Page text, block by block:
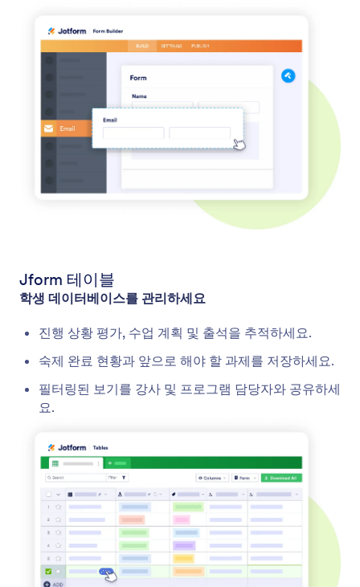
Jform 테이블
학생 데이터베이스를 관리하세요
진행 상황 평가, 수업 계획 및 출석을 추적하세요.
숙제 완료 현황과 앞으로 해야 할 과제를 저장하세요.
필터링된 보기를 강사 및 프로그램 담당자와 공유하세
요.